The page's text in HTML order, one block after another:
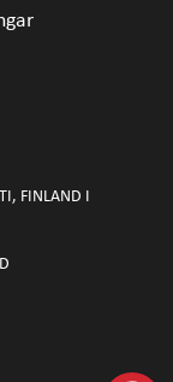
FINLAND I